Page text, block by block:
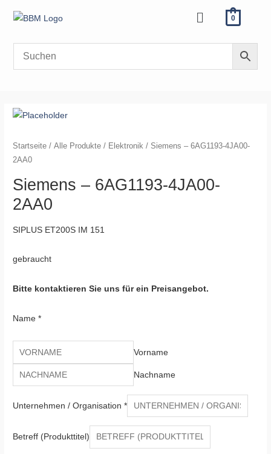
Inhalt
Menü 0
Startseite /Alle Produkte / Elektronik / Siemens – 6AG1193-4JA00-
2AA0
Siemens – 6AG1193-4JA00-
2AA0
SIPLUS ET200S IM 151
gebraucht
Bitte kontaktieren Sie uns für ein Preisangebot.
Name*
Vorname
Nachname
Unternehmen / Organisation*
Betreff (Produkttitel)